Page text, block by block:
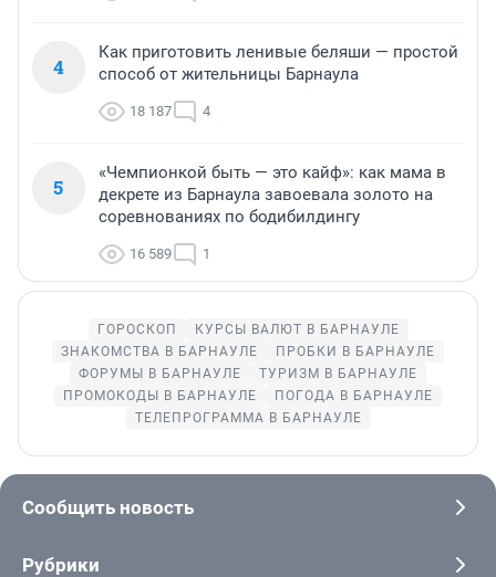
4
Как приготовить ленивые беляши — простой
способ от жительницы Барнаула
18 187 4
5
«Чемпионкой быть — это кайф»: как мама в
декрете из Барнаула завоевала золото на
соревнованиях по бодибилдингу
16 589 1
ГОРОСКОП
КУРСЫ ВАЛЮТ В БАРНАУЛЕ
ЗНАКОМСТВА В БАРНАУЛЕ
ПРОБКИ В БАРНАУЛЕ
ФОРУМЫ В БАРНАУЛЕ
ТУРИЗМ В БАРНАУЛЕ
ПРОМОКОДЫ В БАРНАУЛЕ
ПОГОДА В БАРНАУЛЕ
ТЕЛЕПРОГРАММА В БАРНАУЛЕ
Сообщить новость
Рубрики